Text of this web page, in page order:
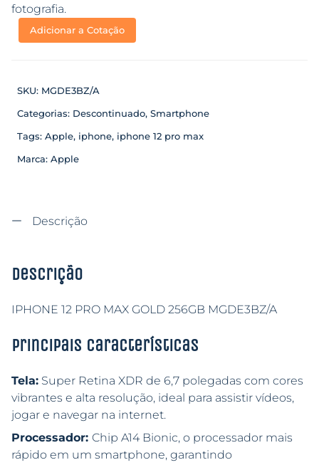
fotografia.
Adicionar a Cotação
SKU: MGDE3BZ/A
Categorias: Descontinuado, Smartphone
Tags: Apple, iphone, iphone 12 pro max
Marca: Apple
Descrição
Descrição
IPHONE 12 PRO MAX GOLD 256GB MGDE3BZ/A
Principais características
Tela: Super Retina XDR de 6,7 polegadas com cores
vibrantes e alta resolução, ideal para assistir vídeos,
jogar e navegar na internet.
Processador: Chip A14 Bionic, o processador mais
rápido em um smartphone, garantindo